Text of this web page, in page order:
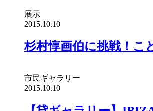
展示
2015.10.10
杉村惇画伯に挑戦！こ
市民ギャラリー
2015.10.10